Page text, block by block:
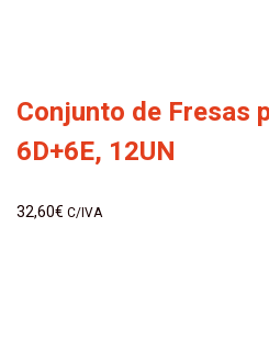
Conjunto de Fresas
6D+6E, 12UN
32,60€ C/IVA